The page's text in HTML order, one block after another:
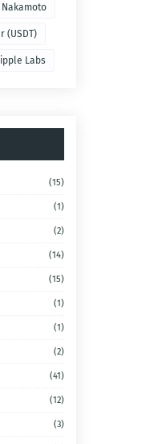
(USDT)
Labs
(15)
(1)
(2)
(14)
(15)
(1)
(1)
(2)
(41)
(12)
(3)